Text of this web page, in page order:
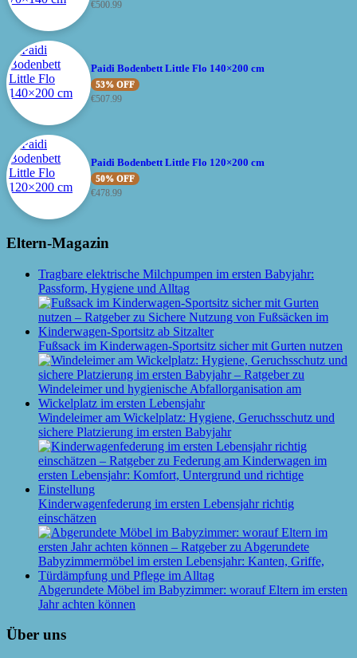
€500.99
Paidi Bodenbett Little Flo 140×200 cm
53% OFF
€507.99
Paidi Bodenbett Little Flo 120×200 cm
50% OFF
€478.99
Eltern-Magazin
Tragbare elektrische Milchpumpen im ersten Babyjahr:
Passform, Hygiene und Alltag
Fußsack im Kinderwagen-Sportsitz sicher mit Gurten nutzen
Windeleimer am Wickelplatz: Hygiene, Geruchsschutz und
sichere Platzierung im ersten Babyjahr
Kinderwagenfederung im ersten Lebensjahr richtig
einschätzen
Abgerundete Möbel im Babyzimmer: worauf Eltern im ersten
Jahr achten können
Über uns